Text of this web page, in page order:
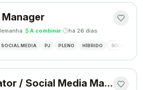
· A combinar· há 26 dias
SOCIAL MEDIA PJ PLENO HÍBRIDO SOCIAL MEDIA
Content Creator / Social Media Manager